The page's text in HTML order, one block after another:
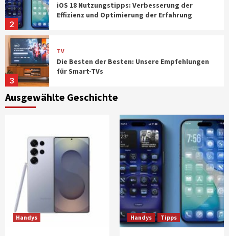
2
iOS 18 Nutzungstipps: Verbesserung der
Effizienz und Optimierung der Erfahrung
3
TV
Die Besten der Besten: Unsere Empfehlungen
für Smart-TVs
Die 5 Unverzichtbaren Smart-TVs für
Familien: Ein Umfassender Vergleich
Wie Können Kinder Einen Sicheren Umgang
Mit Smartphones Lernen?
Handys
Vergleich der Spitzen-Smartphones:
Ausgewählte Geschichte
Handys Handys Tipps